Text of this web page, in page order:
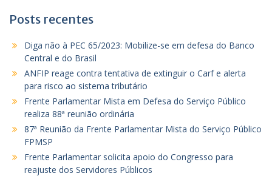
Posts recentes
Diga não à PEC 65/2023: Mobilize-se em defesa do Banco
Central e do Brasil
ANFIP reage contra tentativa de extinguir o Carf e alerta
para risco ao sistema tributário
Frente Parlamentar Mista em Defesa do Serviço Público
realiza 88ª reunião ordinária
87ª Reunião da Frente Parlamentar Mista do Serviço Público
FPMSP
Frente Parlamentar solicita apoio do Congresso para
reajuste dos Servidores Públicos